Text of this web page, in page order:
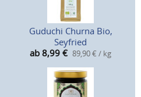
Guduchi Churna Bio,
Seyfried
ab 8,99 € 89,90 € / kg